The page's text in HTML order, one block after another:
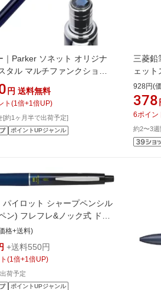
｜Parker ソネット オリジナ
タル マルチファンクション
ビーブルーCT 2183963-1
円 送料無料
ト (1 倍+1 倍UP)
[約1ヶ月半で出荷予定]
ポイントUPジャンル
三菱鉛
ェット
ットス
928円(
378
6ポイン
約2〜3
パイロット シャープペンシル
ン) フレフレ&ノック式 ドク
ップ エース グラデーション
HDGAC-80R-GNV [0.5mm]
格+送料)
+送料550円
(1 倍+1 倍UP)
荷予定
ポイントUPジャンル